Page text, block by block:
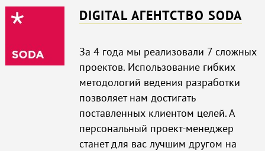
DIGITAL АГЕНТСТВО SODA
За 4 года мы реализовали 7 сложных
проектов. Использование гибких
методологий ведения разработки
позволяет нам достигать
поставленных клиентом целей. А
персональный проект-менеджер
станет для вас лучшим другом на